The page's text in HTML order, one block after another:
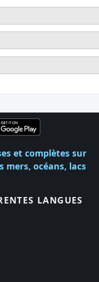
et complètes sur
mers, océans, lacs
LANGUES